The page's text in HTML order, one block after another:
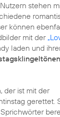
stehen
können
mit der
laden und
der ist mit der
gerettet.